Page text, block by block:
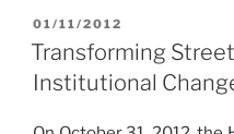
POSTED
ON
01/11/2012
Transforming
Institutional